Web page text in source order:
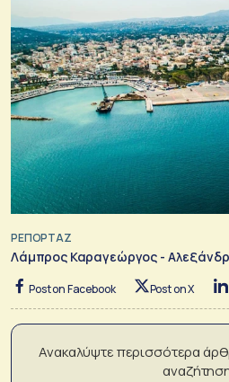
ΡΕΠΟΡΤΑΖ
Λάμπρος Καραγεώργος -
Post on Facebook Post on X
Ανακαλύψτε περισσότερα